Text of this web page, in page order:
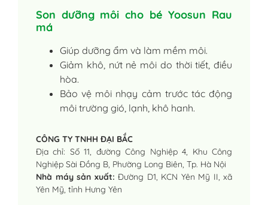
Son dưỡng môi cho bé Yoosun Rau
má
Giúp dưỡng ẩm và làm mềm môi.
Giảm khô, nứt nẻ môi do thời tiết, điều
hòa.
Bảo vệ môi nhạy cảm trước tác động
môi trường gió, lạnh, khô hanh.
CÔNG TY TNHH ĐẠI BẮC
Địa chỉ: Số 11, đường Công Nghiệp 4, Khu Công
Nghiệp Sài Đồng B, Phường Long Biên, Tp. Hà Nội
Nhà máy sản xuất: Đường D1, KCN Yên Mỹ II, xã
Yên Mỹ, tỉnh Hưng Yên